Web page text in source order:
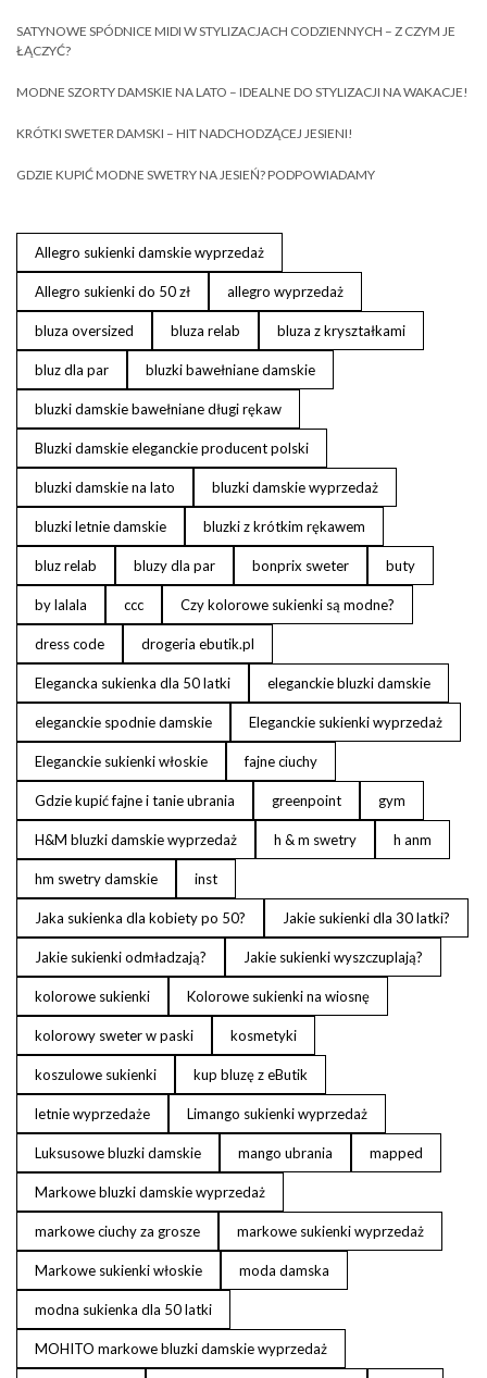
SATYNOWE SPÓDNICE MIDI W STYLIZACJACH CODZIENNYCH – Z CZYM JE
ŁĄCZYĆ?
MODNE SZORTY DAMSKIE NA LATO – IDEALNE DO STYLIZACJI NA WAKACJE!
KRÓTKI SWETER DAMSKI – HIT NADCHODZĄCEJ JESIENI!
GDZIE KUPIĆ MODNE SWETRY NA JESIEŃ? PODPOWIADAMY
Allegro sukienki damskie wyprzedaż
Allegro sukienki do 50 zł allegro wyprzedaż
bluza oversized bluza relab bluza z kryształkami
bluz dla par bluzki bawełniane damskie
bluzki damskie bawełniane długi rękaw
Bluzki damskie eleganckie producent polski
bluzki damskie na lato bluzki damskie wyprzedaż
bluzki letnie damskie bluzki z krótkim rękawem
bluz relab bluzy dla par bonprix sweter buty
by lalala ccc Czy kolorowe sukienki są modne?
dress code drogeria ebutik.pl
Elegancka sukienka dla 50 latki eleganckie bluzki damskie
eleganckie spodnie damskie Eleganckie sukienki wyprzedaż
Eleganckie sukienki włoskie fajne ciuchy
Gdzie kupić fajne i tanie ubrania greenpoint gym
H&M bluzki damskie wyprzedaż h & m swetry h anm
hm swetry damskie inst
Jaka sukienka dla kobiety po 50? Jakie sukienki dla 30 latki?
Jakie sukienki odmładzają? Jakie sukienki wyszczuplają?
kolorowe sukienki Kolorowe sukienki na wiosnę
kolorowy sweter w paski kosmetyki
koszulowe sukienki kup bluzę z eButik
letnie wyprzedaże Limango sukienki wyprzedaż
Luksusowe bluzki damskie mango ubrania mapped
Markowe bluzki damskie wyprzedaż
markowe ciuchy za grosze markowe sukienki wyprzedaż
Markowe sukienki włoskie moda damska
modna sukienka dla 50 latki
MOHITO markowe bluzki damskie wyprzedaż